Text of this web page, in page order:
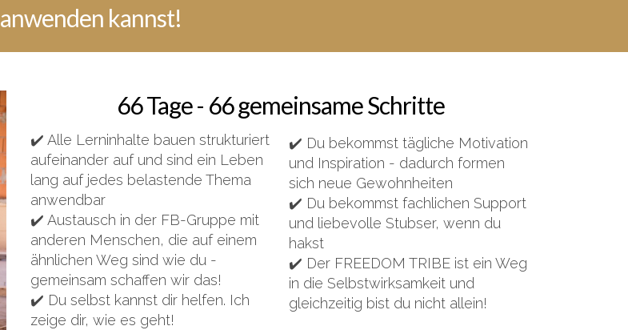
anwenden kannst!
66 Tage - 66 gemeinsame Schritte
✔️ Alle Lerninhalte bauen strukturiert
aufeinander auf und sind ein Leben
lang auf jedes belastende Thema
anwendbar
✔️ Austausch in der FB-Gruppe mit
anderen Menschen, die auf einem
ähnlichen Weg sind wie du -
gemeinsam schaffen wir das!
✔️ Du selbst kannst dir helfen. Ich
zeige dir, wie es geht!
✔️ Du bekommst tägliche Motivation
und Inspiration - dadurch formen
sich neue Gewohnheiten
✔️ Du bekommst fachlichen Support
und liebevolle Stubser, wenn du
hakst
✔️ Der FREEDOM TRIBE ist ein Weg
in die Selbstwirksamkeit und
gleichzeitig bist du nicht allein!